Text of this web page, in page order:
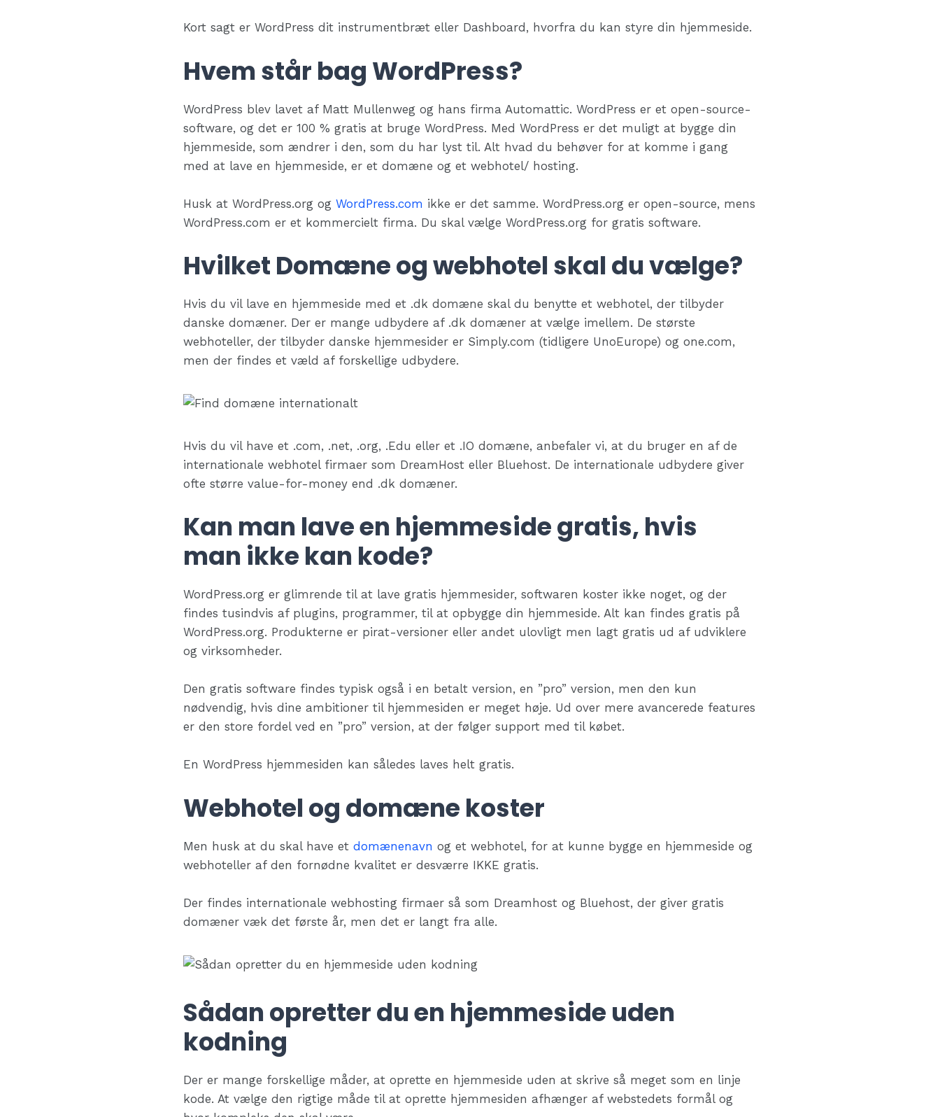
Kort sagt er WordPress dit instrumentbræt eller Dashboard, hvorfra du kan styre din hjemmeside.
Hvem står bag WordPress?
WordPress blev lavet af Matt Mullenweg og hans firma Automattic. WordPress er et open-source-
software, og det er 100 % gratis at bruge WordPress. Med WordPress er det muligt at bygge din
hjemmeside, som ændrer i den, som du har lyst til. Alt hvad du behøver for at komme i gang
med at lave en hjemmeside, er et domæne og et webhotel/ hosting.
Husk at WordPress.org og WordPress.com ikke er det samme. WordPress.org er open-source, mens
WordPress.com er et kommercielt firma. Du skal vælge WordPress.org for gratis software.
Hvilket Domæne og webhotel skal du vælge?
Hvis du vil lave en hjemmeside med et .dk domæne skal du benytte et webhotel, der tilbyder
danske domæner. Der er mange udbydere af .dk domæner at vælge imellem. De største
webhoteller, der tilbyder danske hjemmesider er Simply.com (tidligere UnoEurope) og one.com,
men der findes et væld af forskellige udbydere.
Hvis du vil have et .com, .net, .org, .Edu eller et .IO domæne, anbefaler vi, at du bruger en af de
internationale webhotel firmaer som DreamHost eller Bluehost. De internationale udbydere giver
ofte større value-for-money end .dk domæner.
Kan man lave en hjemmeside gratis, hvis
man ikke kan kode?
WordPress.org er glimrende til at lave gratis hjemmesider, softwaren koster ikke noget, og der
findes tusindvis af plugins, programmer, til at opbygge din hjemmeside. Alt kan findes gratis på
WordPress.org. Produkterne er pirat-versioner eller andet ulovligt men lagt gratis ud af udviklere
og virksomheder.
Den gratis software findes typisk også i en betalt version, en ”pro” version, men den kun
nødvendig, hvis dine ambitioner til hjemmesiden er meget høje. Ud over mere avancerede features
er den store fordel ved en ”pro” version, at der følger support med til købet.
En WordPress hjemmesiden kan således laves helt gratis.
Webhotel og domæne koster
Men husk at du skal have et domænenavn og et webhotel, for at kunne bygge en hjemmeside og
webhoteller af den fornødne kvalitet er desværre IKKE gratis.
Der findes internationale webhosting firmaer så som Dreamhost og Bluehost, der giver gratis
domæner væk det første år, men det er langt fra alle.
Sådan opretter du en hjemmeside uden
kodning
Der er mange forskellige måder, at oprette en hjemmeside uden at skrive så meget som en linje
kode. At vælge den rigtige måde til at oprette hjemmesiden afhænger af webstedets formål og